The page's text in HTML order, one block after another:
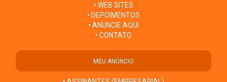
• WEB SITES
• DEPOIMENTOS
• ANUNCIE AQUI
• CONTATO
MEU ANÚNCIO